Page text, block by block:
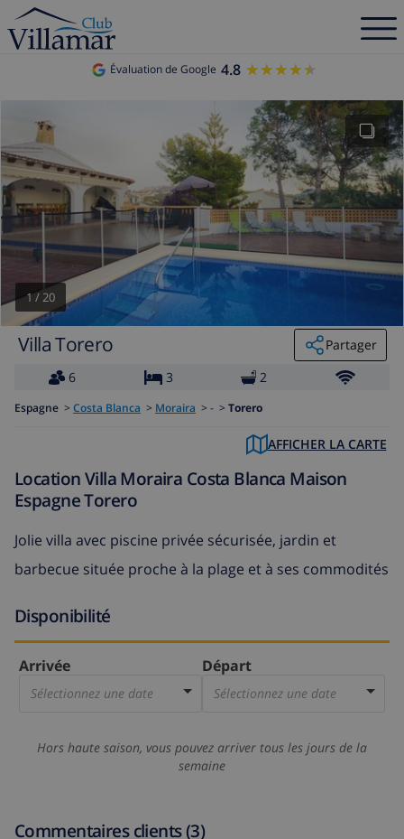
Évaluation de Google 4.8 ★★★★★
★★★★★
1/20
Villa Torero
Partager
6
3 2
Espagne > Costa Blanca > Moraira > - > Torero
AFFICHER LA CARTE
Location Villa Moraira Costa Blanca Maison
Espagne Torero
Jolie villa avec piscine privée sécurisée, jardin et
barbecue située proche à la plage et à ses commodités
Disponibilité
Arrivée
Sélectionnez une date
Départ
Sélectionnez une date
Hors haute saison, vous pouvez arriver tous les jours de la
semaine
Commentaires clients (3)